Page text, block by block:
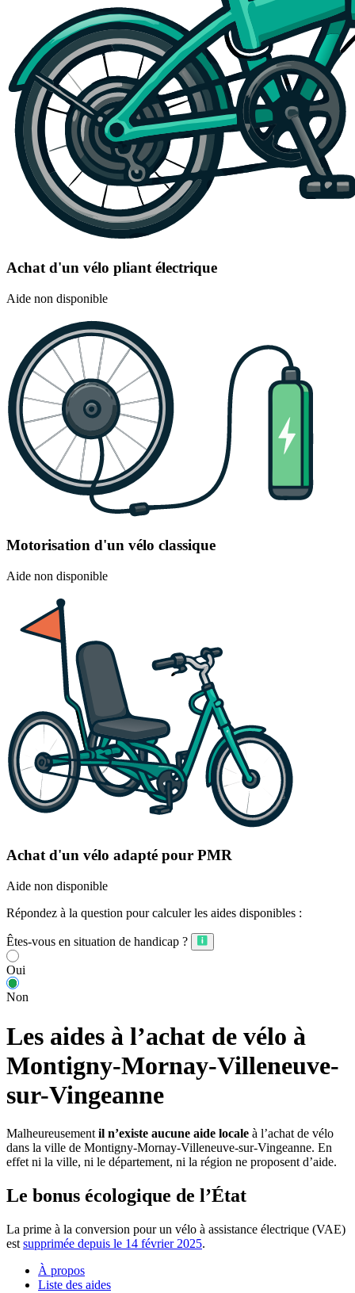
Achat d'un vélo pliant électrique
Aide non disponible
Motorisation d'un vélo classique
Aide non disponible
Achat d'un vélo adapté pour PMR
Aide non disponible
Répondez à la question pour calculer les aides disponibles :
Êtes-vous en situation de handicap ?
Oui
Non
Les aides à l’achat de vélo à
Montigny-Mornay-Villeneuve-
sur-Vingeanne
Malheureusement il n’existe aucune aide locale à l’achat de vélo
dans la ville de Montigny-Mornay-Villeneuve-sur-Vingeanne. En
effet ni la ville, ni le département, ni la région ne proposent d’aide.
Le bonus écologique de l’État
La prime à la conversion pour un vélo à assistance électrique (VAE)
est supprimée depuis le 14 février 2025.
À propos
Liste des aides